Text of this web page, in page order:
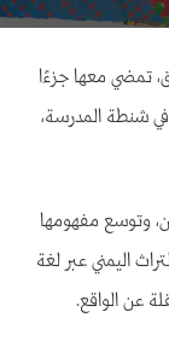
تمضي معها جزءًا
شنطة المدرسة،
وتوسع مفهومها
اليمني عبر لغة
عن الواقع.